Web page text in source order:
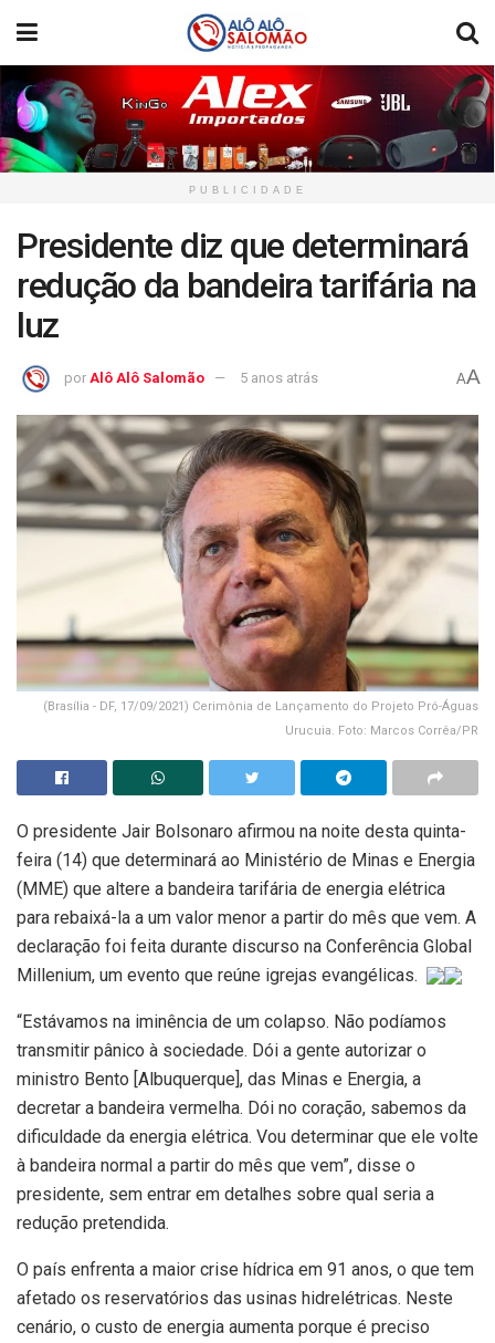
PUBLICIDADE
Presidente diz que determinará
redução da bandeira tarifária na
luz
por Alô Alô Salomão 5 anos atrás AA
(Brasília - DF, 17/09/2021) Cerimônia de Lançamento do Projeto Pró-Águas
Urucuia. Foto: Marcos Corrêa/PR
O presidente Jair Bolsonaro afirmou na noite desta quinta-
feira (14) que determinará ao Ministério de Minas e Energia
(MME) que altere a bandeira tarifária de energia elétrica
para rebaixá-la a um valor menor a partir do mês que vem. A
declaração foi feita durante discurso na Conferência Global
Millenium, um evento que reúne igrejas evangélicas.
“Estávamos na iminência de um colapso. Não podíamos
transmitir pânico à sociedade. Dói a gente autorizar o
ministro Bento [Albuquerque], das Minas e Energia, a
decretar a bandeira vermelha. Dói no coração, sabemos da
dificuldade da energia elétrica. Vou determinar que ele volte
à bandeira normal a partir do mês que vem”, disse o
presidente, sem entrar em detalhes sobre qual seria a
redução pretendida.
O país enfrenta a maior crise hídrica em 91 anos, o que tem
afetado os reservatórios das usinas hidrelétricas. Neste
cenário, o custo de energia aumenta porque é preciso